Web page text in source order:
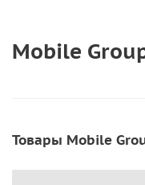
Mobile
Товары Mobile